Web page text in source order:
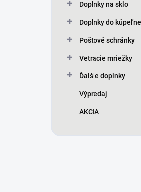
Doplnky na sklo
Doplnky do kúpeľne
Poštové schránky
Vetracie mriežky
Ďalšie doplnky
Výpredaj
AKCIA